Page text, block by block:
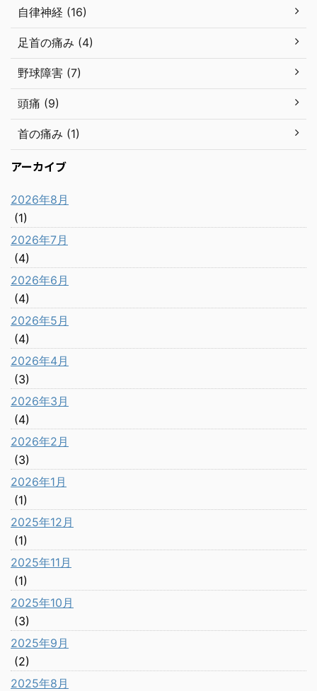
自律神経 (16)
足首の痛み (4)
野球障害 (7)
頭痛 (9)
首の痛み (1)
アーカイブ
2026年8月
(1)
2026年7月
(4)
2026年6月
(4)
2026年5月
(4)
2026年4月
(3)
2026年3月
(4)
2026年2月
(3)
2026年1月
(1)
2025年12月
(1)
2025年11月
(1)
2025年10月
(3)
2025年9月
(2)
2025年8月